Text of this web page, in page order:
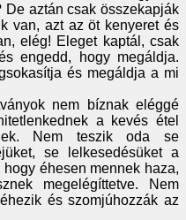
aztán csak összekapják
van, azt az öt kenyeret és
elég! Eleget kaptál, csak
engedd, hogy megáldja.
és megáldja a mi
nem bíznak eléggé
a kevés étel
Nem teszik oda se
se lelkesedésüket a
éhesen mennek haza,
megelégíttetve. Nem
és szomjúhozzák az